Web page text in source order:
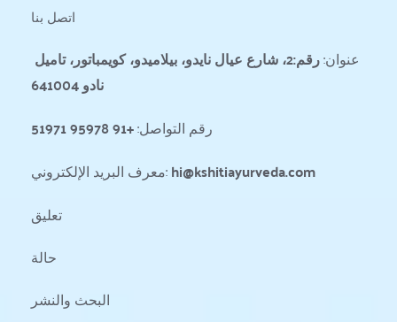
اتصل بنا
عنوان:
نادو 641004
رقم التواصل: +91 95978 51971
معرف البريد الإلكتروني: hi@kshitiayurveda.com
تعليق
البحث والنشر